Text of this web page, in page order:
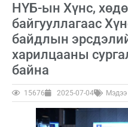
НҮБ-ын Хүнс,
байгууллагаас
байдлын
харилцааны
байна
15676 2025-07-04 Мэдээ